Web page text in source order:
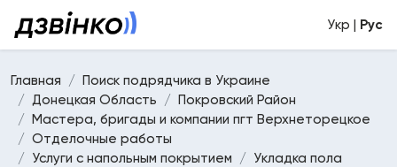
Укр | Рус
Главная
Поиск подрядчика в Украине
Донецкая Область
Покровский Район
Мастера, бригады и компании пгт Верхнеторецкое
Отделочные работы
Услуги с напольным покрытием
Укладка пола